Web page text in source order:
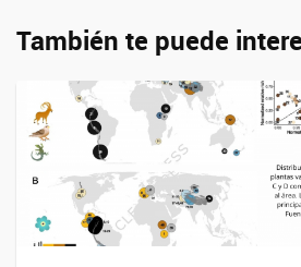
También te puede